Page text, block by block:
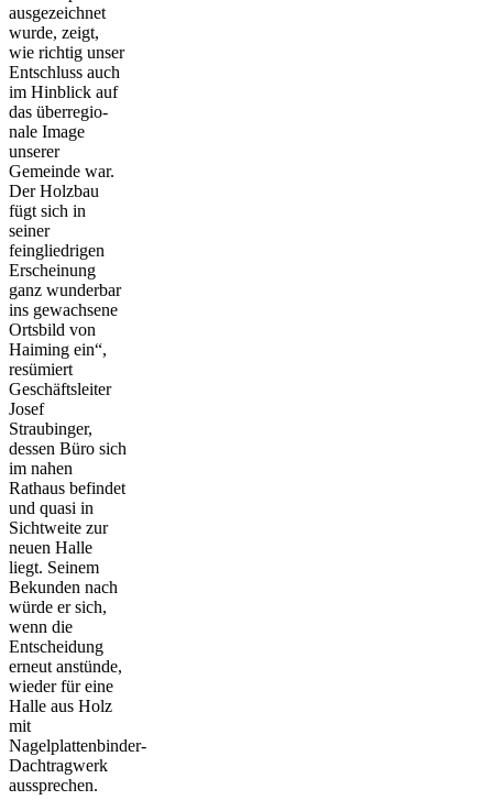
ausgezeichnet
wurde, zeigt,
wie richtig unser
Entschluss auch
im Hinblick auf
das überregio­
nale Image
unserer
Gemeinde war.
Der Holzbau
fügt sich in
seiner
feingliedrigen
Erscheinung
ganz wunderbar
ins gewachsene
Ortsbild von
Haiming ein“,
resümiert
Geschäftsleiter
Josef
Straubinger,
dessen Büro sich
im nahen
Rathaus befindet
und quasi in
Sichtweite zur
neuen Halle
liegt. Seinem
Bekunden nach
würde er sich,
wenn die
Entscheidung
erneut anstünde,
wieder für eine
Halle aus Holz
mit
Nagelplattenbinder-
Dachtragwerk
aussprechen.